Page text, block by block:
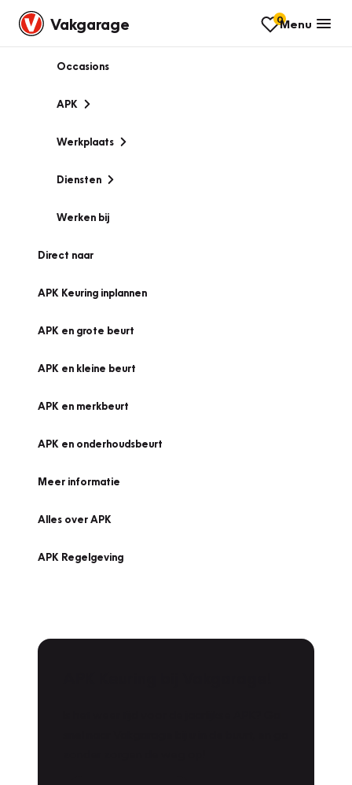
Vakgarage 0Menu
Occasions
APK
Werkplaats
Diensten
Werken bij
Direct naar
APK Keuring inplannen
APK en grote beurt
APK en kleine beurt
APK en merkbeurt
APK en onderhoudsbeurt
Meer informatie
Alles over APK
APK Regelgeving